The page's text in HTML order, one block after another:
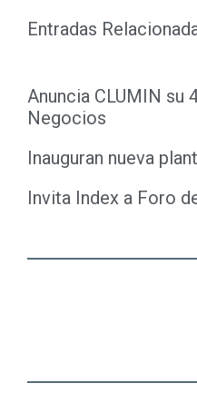
Entradas
Anuncia CLUMIN su
Negocios
Inauguran nueva
Invita Index a Foro